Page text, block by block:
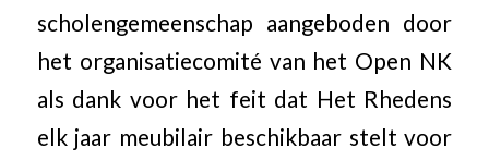
scholengemeenschap aangeboden door
het organisatiecomité van het Open NK
als dank voor het feit dat Het Rhedens
elk jaar meubilair beschikbaar stelt voor